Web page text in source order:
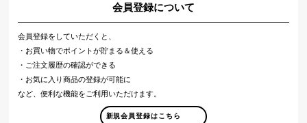
会員登録について
会員登録をしていただくと、
・お買い物でポイントが貯まる＆使える
・ご注文履歴の確認ができる
・お気に入り商品の登録が可能に
など、便利な機能をご利用いただけます。
新規会員登録はこちら